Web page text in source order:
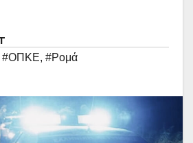
#ΟΠΚΕ, #Ρομά